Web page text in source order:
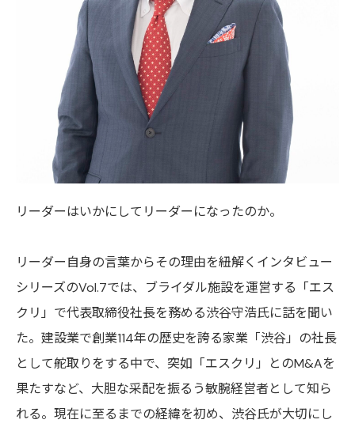
リーダーはいかにしてリーダーになったのか。
リーダー自身の言葉からその理由を紐解くインタビュー
シリーズのVol.7では、ブライダル施設を運営する「エス
クリ」で代表取締役社長を務める渋谷守浩氏に話を聞い
た。建設業で創業114年の歴史を誇る家業「渋谷」の社長
として舵取りをする中で、突如「エスクリ」とのM&Aを
果たすなど、大胆な采配を振るう敏腕経営者として知ら
れる。現在に至るまでの経緯を初め、渋谷氏が大切にし